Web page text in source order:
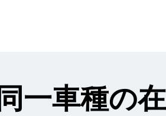
同一車種の